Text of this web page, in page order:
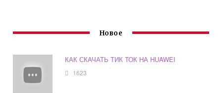
Новое
КАК СКАЧАТЬ ТИК ТОК НА HUAWEI
1623